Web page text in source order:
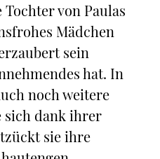
von Paulas
Mädchen
sein
hat. In
noch weitere
sich dank ihrer
sie ihre